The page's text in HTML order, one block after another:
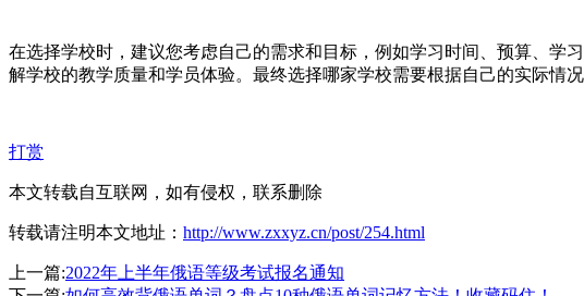
在选择学校时，建议您考虑自己的需求和目标，例如学习时间、预算、学
解学校的教学质量和学员体验。最终选择哪家学校需要根据自己的实际情
打赏
本文转载自互联网，如有侵权，联系删除
转载请注明本文地址： http://www.zxxyz.cn/post/254.html
上一篇:2022年上半年俄语等级考试报名通知